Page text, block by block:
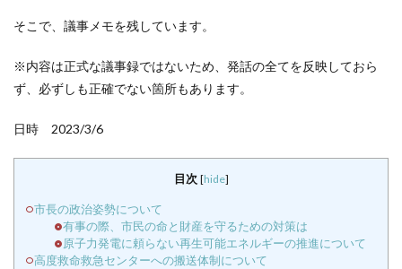
そこで、議事メモを残しています。
※内容は正式な議事録ではないため、発話の全てを反映しておら
ず、必ずしも正確でない箇所もあります。
日時 2023/3/6
目次 [hide]
市長の政治姿勢について
有事の際、市民の命と財産を守るための対策は
原子力発電に頼らない再生可能エネルギーの推進について
高度救命救急センターへの搬送体制について